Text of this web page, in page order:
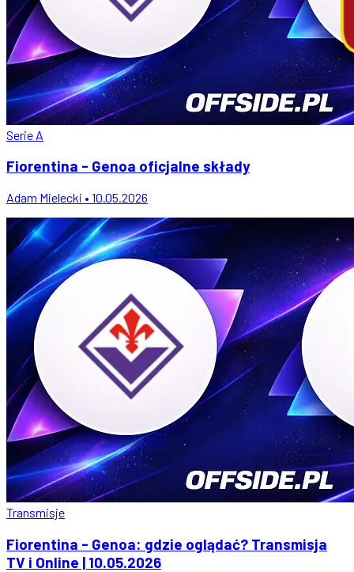
Serie A
Fiorentina - Genoa oficjalne składy
Adam Mielecki • 10.05.2026
Transmisje
Fiorentina - Genoa: gdzie oglądać? Transmisja
TV i Online | 10.05.2026